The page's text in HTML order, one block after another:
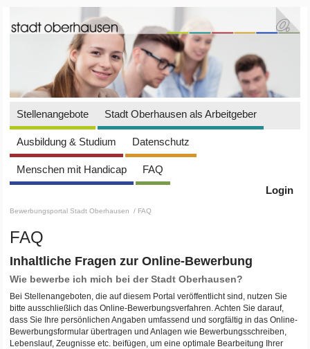
Stellenangebote Stadt Oberhausen als Arbeitgeber
Ausbildung & Studium Datenschutz
Menschen mit Handicap
FAQ
Login
Bewerbungsportal Stadt Oberhausen / FAQ
FAQ
Inhaltliche Fragen zur Online-Bewerbung
Wie bewerbe ich mich bei der Stadt Oberhausen?
Bei Stellenangeboten, die auf diesem Portal veröffentlicht sind, nutzen Sie
bitte ausschließlich das Online-Bewerbungsverfahren. Achten Sie darauf,
dass Sie Ihre persönlichen Angaben umfassend und sorgfältig in das Online-
Bewerbungsformular übertragen und Anlagen wie Bewerbungsschreiben,
Lebenslauf, Zeugnisse etc. beifügen, um eine optimale Bearbeitung Ihrer